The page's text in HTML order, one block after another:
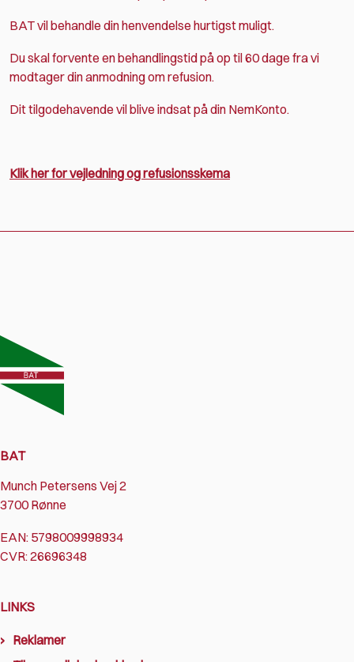
BAT vil behandle din henvendelse hurtigst muligt.
Du skal forvente en behandlingstid på op til 60 dage fra vi
modtager din anmodning om refusion.
Dit tilgodehavende vil blive indsat på din NemKonto.
Klik her for vejledning og refusionsskema
BAT
Munch Petersens Vej 2
3700 Rønne
EAN: 5798009998934
CVR: 26696348
LINKS
Reklamer